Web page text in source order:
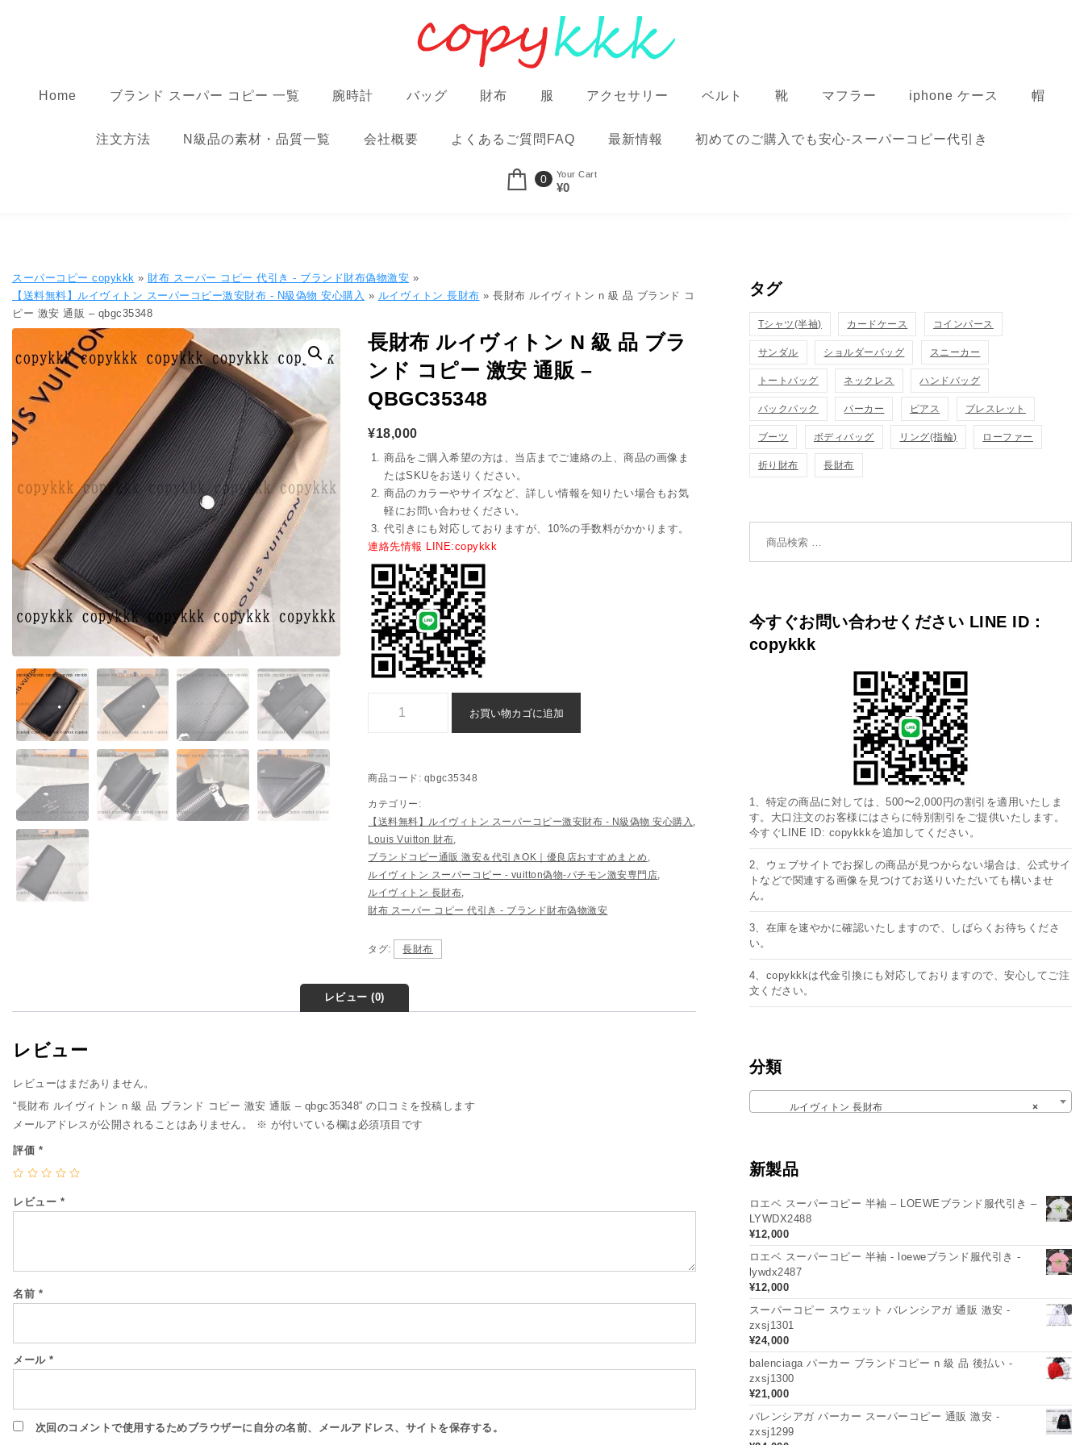
Home ブランド スーパー コピー 一覧 腕時計 バッグ 財布 服 アクセサリー ベルト 靴 マフラー iphone ケース 帽
注文方法 N級品の素材・品質一覧 会社概要 よくあるご質問FAQ 最新情報 初めてのご購入でも安心-スーパーコピー代引き
0 Your Cart
¥0
スーパーコピー copykkk » 財布 スーパー コピー 代引き​ - ブランド財布偽物激安 »
【送料無料】ルイヴィトン スーパーコピー激安財布 - N級偽物 安心購入 » ルイヴィトン 長財布 » 長財布 ルイヴィトン n 級 品 ブランド コ
ピー 激安 通販 – qbgc35348
長財布 ルイヴィトン N 級 品 ブラ
ンド コピー 激安 通販 –
QBGC35348
¥18,000
商品をご購入希望の方は、当店までご連絡の上、商品の画像ま
たはSKUをお送りください。
商品のカラーやサイズなど、詳しい情報を知りたい場合もお気
軽にお問い合わせください。
代引きにも対応しておりますが、10%の手数料がかかります。
連絡先情報 LINE:copykkk
お買い物カゴに追加
商品コード: qbgc35348
カテゴリー:
【送料無料】ルイヴィトン スーパーコピー激安財布 - N級偽物 安心購入
Louis Vuitton 財布
ブランドコピー通販 激安＆代引きOK｜優良店おすすめまとめ
ルイヴィトン スーパーコピー - vuitton偽物-パチモン激安専門店
ルイヴィトン 長財布
財布 スーパー コピー 代引き​ - ブランド財布偽物激安
タグ: 長財布
レビュー (0)
レビュー
レビューはまだありません。
“長財布 ルイヴィトン n 級 品 ブランド コピー 激安 通販 – qbgc35348” の口コミを投稿します
メールアドレスが公開されることはありません。
※ が付いている欄は必須項目です
評価 *
レビュー *
名前 *
メール *
次回のコメントで使用するためブラウザーに自分の名前、メールアドレス、サイトを保存する。
タグ
Tシャツ(半袖) カードケース コインパース
サンダル ショルダーバッグ スニーカー
トートバッグ ネックレス ハンドバッグ
バックパック パーカー ピアス ブレスレット
ブーツ ボディバッグ リング(指輪) ローファー
折り財布 長財布
今すぐお問い合わせください LINE ID：
copykkk
1、特定の商品に対しては、500〜2,000円の割引を適用いたしま
す。大口注文のお客様にはさらに特別割引をご提供いたします。
今すぐLINE ID: copykkkを追加してください。
2、ウェブサイトでお探しの商品が見つからない場合は、公式サイ
トなどで関連する画像を見つけてお送りいただいても構いませ
ん。
3、在庫を速やかに確認いたしますので、しばらくお待ちくださ
い。
4、copykkkは代金引換にも対応しておりますので、安心してご注
文ください。
分類
×
ルイヴィトン 長財布
新製品
ロエベ スーパーコピー 半袖 – LOEWEブランド服代引き –
LYWDX2488
¥12,000
ロエベ スーパーコピー 半袖 - loeweブランド服代引き -
lywdx2487
¥12,000
スーパーコピー スウェット バレンシアガ 通販 激安 -
zxsj1301
¥24,000
balenciaga パーカー ブランドコピー n 級 品 後払い -
zxsj1300
¥21,000
バレンシアガ パーカー スーパーコピー 通販 激安 -
zxsj1299